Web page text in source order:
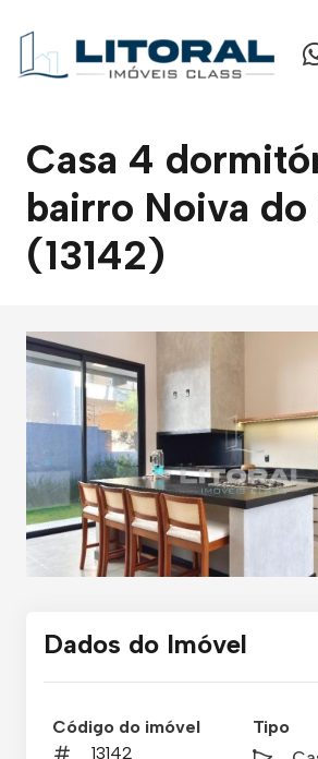
Casa 4
bairro Noiva do
(13142)
Dados do Imóvel
Código do imóvel
13142
Tipo